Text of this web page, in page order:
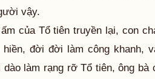
vậy.
của Tổ tiên truyền lại, con
đời đời làm công khanh,
làm rạng rỡ Tổ tiên, ông bà